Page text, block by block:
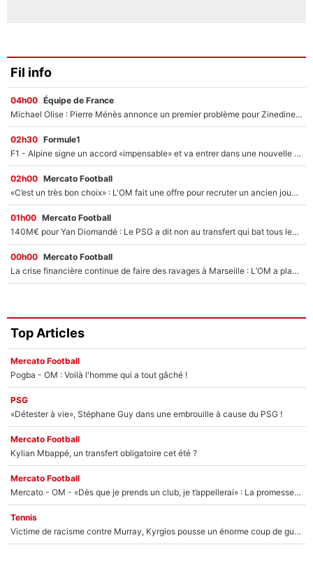
Fil info
04h00 Équipe de France
Michael Olise : Pierre Ménès annonce un premier problème pour Zinedine Zidane en équipe de France
02h30 Formule1
F1 - Alpine signe un accord «impensable» et va entrer dans une nouvelle dimension : Grande nouvelle pour Pierre Gasly !
02h00 Mercato Football
«C’est un très bon choix» : L'OM fait une offre pour recruter un ancien joueur du PSG... et c'est validé dans l'After Foot !
01h00 Mercato Football
140M€ pour Yan Diomandé : Le PSG a dit non au transfert qui bat tous les records sur le mercato
00h00 Mercato Football
La crise financière continue de faire des ravages à Marseille : L’OM a placé 12 joueurs sur le marché des transferts… et ça pourrait lui rapporter près de 100M€ !
Top Articles
Mercato Football
Pogba - OM : Voilà l'homme qui a tout gâché !
PSG
«Détester à vie», Stéphane Guy dans une embrouille à cause du PSG !
Mercato Football
Kylian Mbappé, un transfert obligatoire cet été ?
Mercato Football
Mercato - OM - «Dès que je prends un club, je t’appellerai» : La promesse de Marcelino au moment de claquer la porte
Tennis
Victime de racisme contre Murray, Kyrgios pousse un énorme coup de gueule !